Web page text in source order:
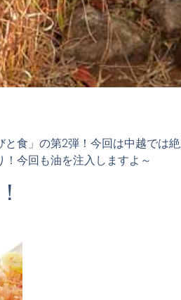
食」の第2弾！今回は中越では絶
今回も油を注入しますよ～